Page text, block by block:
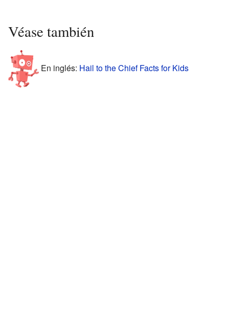
Véase también
En inglés: Hail to the Chief Facts for Kids